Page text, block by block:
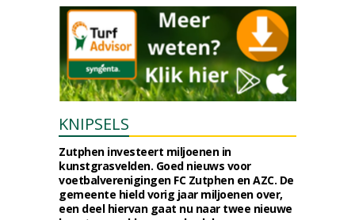
KNIPSELS
Zutphen investeert miljoenen in
kunstgrasvelden. Goed nieuws voor
voetbalverenigingen FC Zutphen en AZC. De
gemeente hield vorig jaar miljoenen over,
een deel hiervan gaat nu naar twee nieuwe